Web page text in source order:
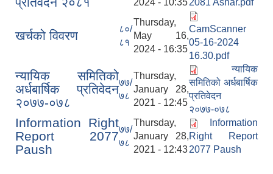
2024 - 10:352081 Ashar.pdf
खर्चको विवरण
८०/
८१
Thursday,
May 16,
2024 - 16:35
CamScanner
05-16-2024
16.30.pdf
न्यायिक समितिको
अर्धबार्षिक प्रतिवेदन
२०७७-०७८
७७/
७८
Thursday,
January 28,
2021 - 12:45
न्यायिक
समितिको अर्धबार्षिक
प्रतिवेदन
२०७७-०७८
Information Right
Report 2077
Paush
७७/
७८
Thursday,
January 28,
2021 - 12:43
Information
Right Report
2077 Paush